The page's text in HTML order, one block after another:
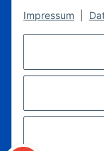
Impressum
Differenzbesteuerung,
Erklärung zur